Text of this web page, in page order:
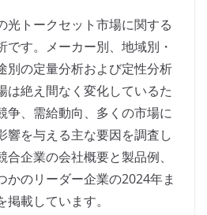
光トークセット市場に関する
です。メーカー別、地域別・
別の定量分析および定性分析
は絶え間なく変化しているた
争、需給動向、多くの市場に
響を与える主な要因を調査し
企業の会社概要と製品例、
かのリーダー企業の2024年ま
載しています。